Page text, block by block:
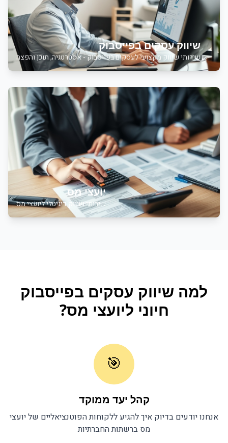
שיווק עסקים בפייסבוק
שירותישיווק מקצועי לעסקים בפייסבוק - אסטרטגיה, תוכן והפצה
יועצי מס
שירותי שיווק דיגיטלי ליועצי מס
למה שיווק עסקים בפייסבוק
חיוני ליועצי מס?
🎯
קהל יעד ממוקד
אנחנו יודעים בדיוק איך להגיע ללקוחות הפוטנציאליים שליועצי
מס ברשתות החברתיות